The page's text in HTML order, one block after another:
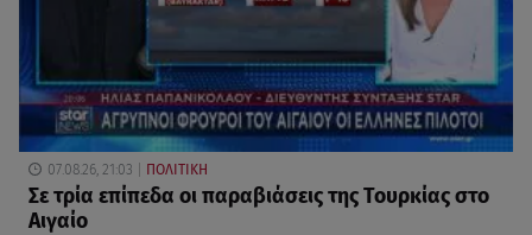
07.08.26, 21:03 ΠΟΛΙΤΙΚΗ
Σε τρία επίπεδα οι παραβιάσεις της Τουρκίας στο
Αιγαίο